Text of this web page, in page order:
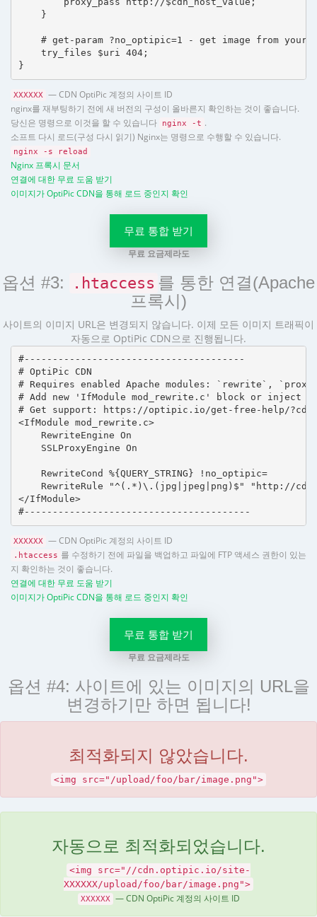
    }
# get-param ?no_optipic=1 - get image from your
    try_files $uri 404;
}
XXXXXX
— CDN OptiPic 계정의 사이트 ID
nginx를 재부팅하기 전에 새 버전의 구성이 올바른지 확인하는 것이 좋습니다.
당신은 명령으로 이것을 할 수 있습니다
nginx -t .
소프트 다시 로드(구성 다시 읽기) Nginx는 명령으로 수행할 수 있습니다.
nginx -s reload
Nginx 프록시 문서
연결에 대한 무료 도움 받기
이미지가 OptiPic CDN을 통해 로드 중인지 확인
무료 통합 받기
무료 요금제라도
옵션 #3: .htaccess 를 통한 연결(Apache
프록시)
사이트의 이미지 URL은 변경되지 않습니다. 이제 모든 이미지 트래픽이
자동으로 OptiPic CDN으로 진행됩니다.
#---------------------------------------
# OptiPic CDN
# Requires enabled Apache modules: `rewrite`,
# Add new 'IfModule mod_rewrite.c' block or inject
# Get support: https://optipic.io/get-free-help/
<IfModule mod_rewrite.c>
    RewriteEngine On
    SSLProxyEngine On
    RewriteCond %{QUERY_STRING} !no_optipic=
RewriteRule "^(.*)\.(jpg|jpeg|png)$" "http://
</IfModule>
#----------------------------------------
XXXXXX — CDN OptiPic 계정의 사이트 ID
.htaccess 를 수정하기 전에 파일을 백업하고 파일에 FTP 액세스 권한이 있는
지 확인하는 것이 좋습니다.
연결에 대한 무료 도움 받기
이미지가 OptiPic CDN을 통해 로드 중인지 확인
무료 통합 받기
무료 요금제라도
옵션 #4: 사이트에 있는 이미지의 URL을
변경하기만 하면 됩니다!
최적화되지 않았습니다.
<img src="/upload/foo/bar/image.png">
자동으로 최적화되었습니다.
<img src="//cdn.optipic.io/site-
XXXXXX/upload/foo/bar/image.png">
XXXXXX — CDN OptiPic 계정의 사이트 ID